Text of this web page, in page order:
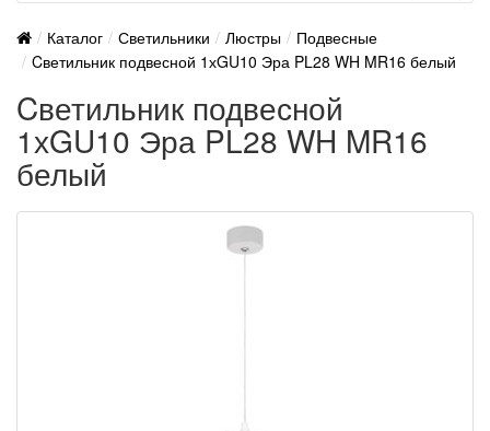
Каталог Светильники Люстры
Подвесные
Cветильник подвесной 1хGU10 Эра PL28 WH MR16 белый
Cветильник подвесной
1хGU10 Эра PL28 WH MR16
белый